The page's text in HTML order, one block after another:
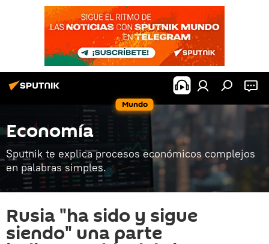
Mundo
Economía
Sputnik te explica procesos económicos complejos
en palabras simples.
Rusia "ha sido y sigue
siendo" una parte